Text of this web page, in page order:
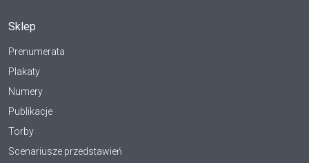
Sklep
Prenumerata
Plakaty
Numery
Publikacje
Torby
Scenariusze przedstawień